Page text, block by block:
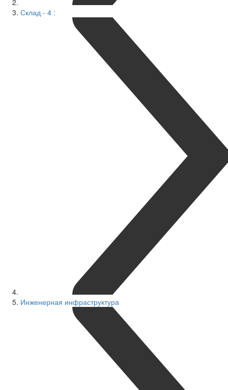
Склад - 4 :
Инженерная инфраструктура